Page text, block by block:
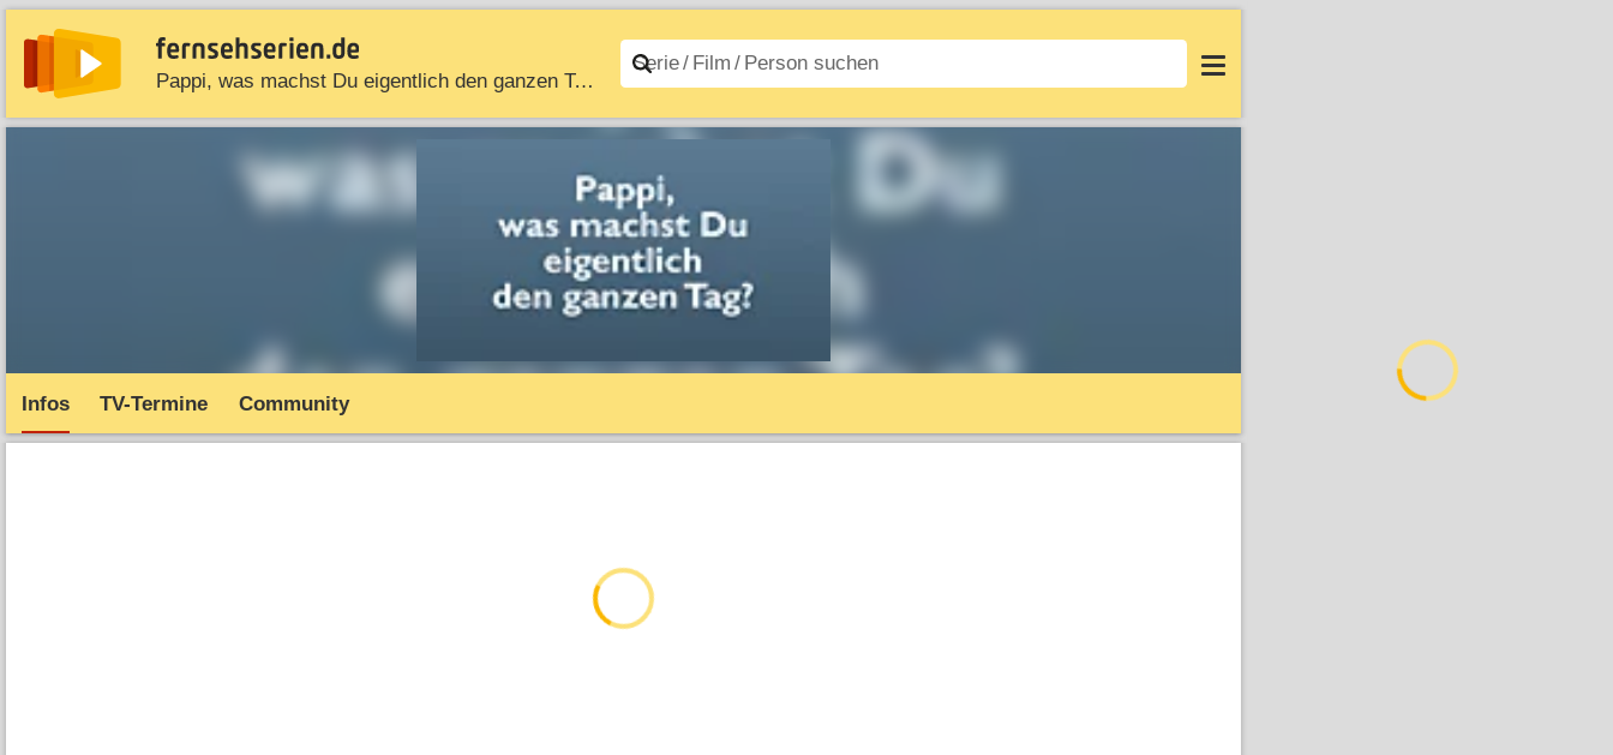
Pappi, was machst Du eigentlich den ganzen Tag?
News Entdecken Streaming TV-Starts Serien A–Z Filme A–Z Login
Infos TV-Termine Community